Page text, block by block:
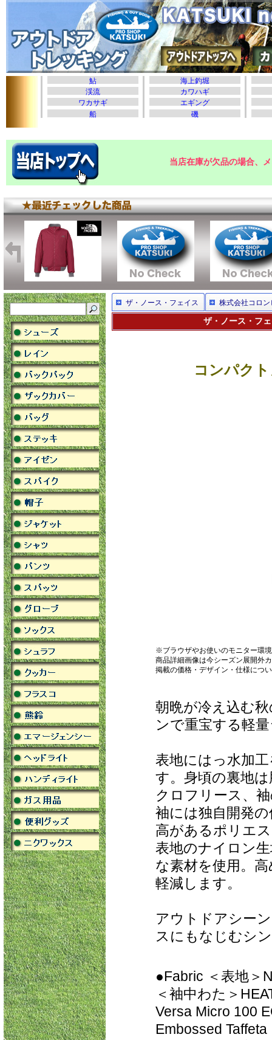
当店在庫が欠品の場合、
ザ・ノース・フェイス 株式会社コロン
ザ・ノース・フ
コンパク
※ブラウザやお使いのモニター環
商品詳細画像は今シーズン展開外
掲載の価格・デザイン・仕様につ
朝晩が冷え込む
ンで重宝する軽
表地にはっ水加
す。身頃の裏地
クロフリース、
袖には独自開発
高があるポリエ
表地のナイロン
な素材を使用。
軽減します。
アウトドアシー
スにもなじむシ
●Fabric ＜表地＞
＜袖中わた＞
Versa Micro 100
Embossed